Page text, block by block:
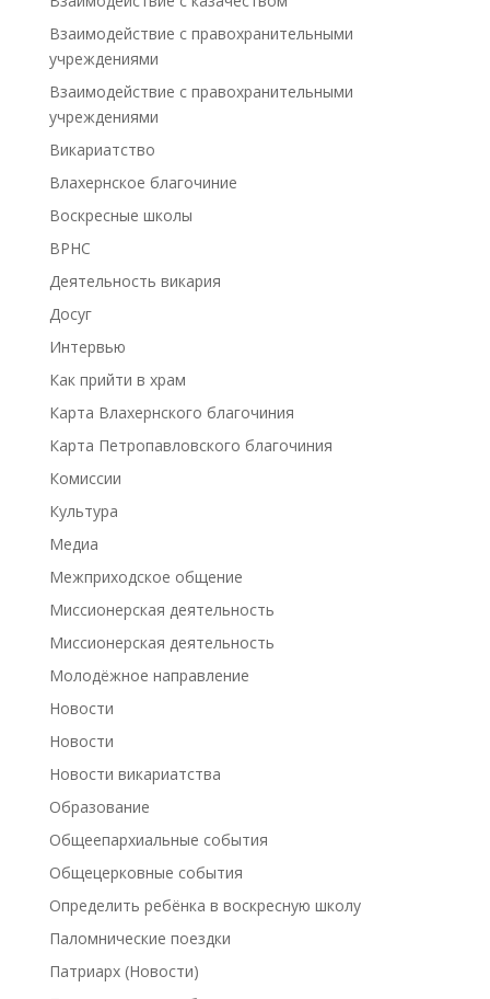
Взаимодействие с правохранительными
учреждениями
Взаимодействие с правохранительными
учреждениями
Викариатство
Влахернское благочиние
Воскресные школы
ВРНС
Деятельность викария
Досуг
Интервью
Как прийти в храм
Карта Влахернского благочиния
Карта Петропавловского благочиния
Комиссии
Культура
Медиа
Межприходское общение
Миссионерская деятельность
Миссионерская деятельность
Молодёжное направление
Новости
Новости
Новости викариатства
Образование
Общеепархиальные события
Общецерковные события
Определить ребёнка в воскресную школу
Паломнические поездки
Патриарх (Новости)